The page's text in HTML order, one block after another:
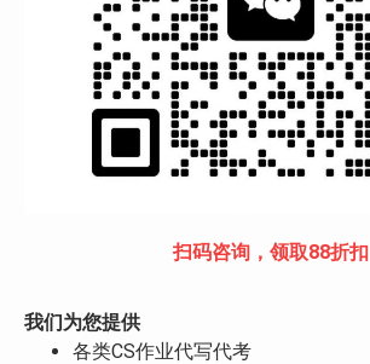
扫码咨询，领取88折扣
我们为您提供
各类CS作业代写代考